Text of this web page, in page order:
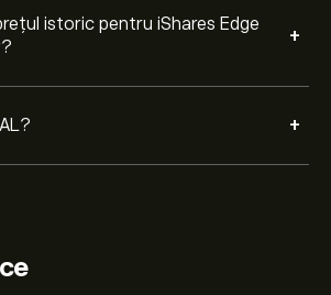
istoric pentru iShares Edge
+
+